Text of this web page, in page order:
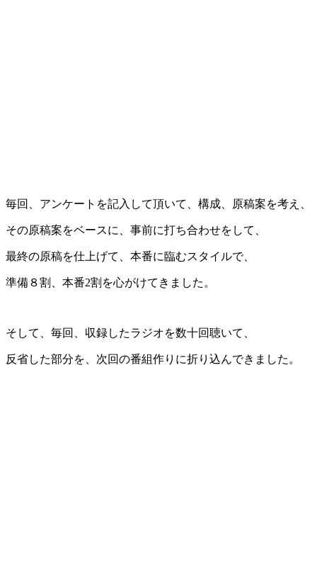
毎回、アンケートを記入して頂いて、構成、原稿案を考え、
その原稿案をベースに、事前に打ち合わせをして、
最終の原稿を仕上げて、本番に臨むスタイルで、
準備８割、本番2割を心がけてきました。
そして、毎回、収録したラジオを数十回聴いて、
反省した部分を、次回の番組作りに折り込んできました。